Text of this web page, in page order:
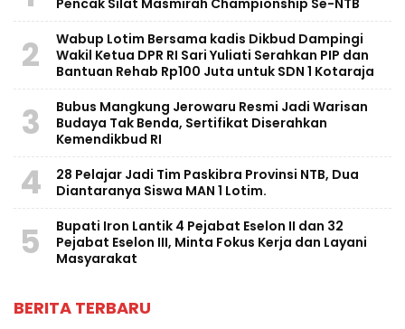
2
Wabup Lotim Bersama kadis Dikbud Dampingi
Wakil Ketua DPR RI Sari Yuliati Serahkan PIP dan
Bantuan Rehab Rp100 Juta untuk SDN 1 Kotaraja
3
Bubus Mangkung Jerowaru Resmi Jadi Warisan
Budaya Tak Benda, Sertifikat Diserahkan
Kemendikbud RI
4
28 Pelajar Jadi Tim Paskibra Provinsi NTB, Dua
Diantaranya Siswa MAN 1 Lotim.
5
Bupati Iron Lantik 4 Pejabat Eselon II dan 32
Pejabat Eselon III, Minta Fokus Kerja dan Layani
Masyarakat
BERITA TERBARU